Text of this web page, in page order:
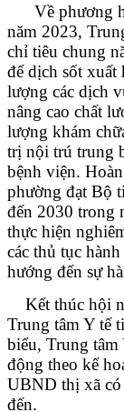
Về phương
năm 2023,
chỉ tiêu chung
để dịch sốt xuất
lượng các dịch
nâng cao chất
lượng khám
trị nội trú trung
bệnh viện.
phường đạt Bộ
đến 2030 trong
thực hiện
các thủ tục
hướng đến sự
Kết thúc hội
Trung tâm Y tế
biểu, Trung tâm
động theo kế
UBND thị xã có
đến.